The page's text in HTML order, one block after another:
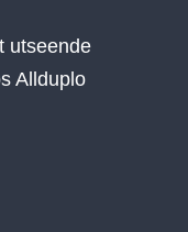
utseende
Allduplo